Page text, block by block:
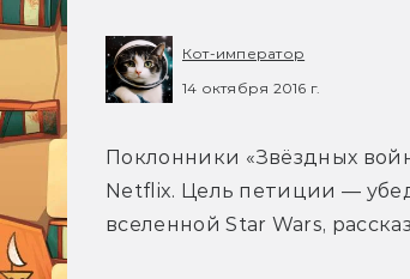
Кот-император
14 октября 2016 г.
Поклонники «Звёздных
Netflix. Цель петиции —
вселенной Star Wars,